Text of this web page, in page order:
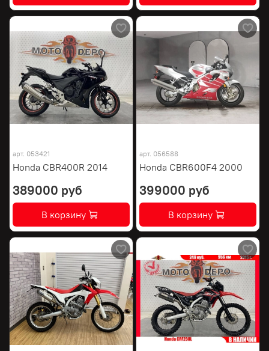
арт. 053421
Honda CBR400R 2014
389000 руб
В корзину
арт. 056588
Honda CBR600F4 2000
399000 руб
В корзину